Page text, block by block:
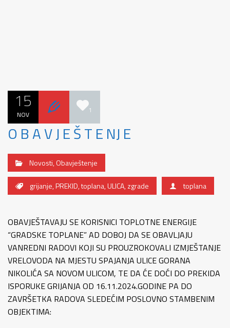
15
NOV 1
O B A V J E Š T E NJ E
Novosti,Obavještenje
grijanje,PREKID,toplana,ULICA,zgrade toplana
OBAVJEŠTAVAJU SE KORISNICI TOPLOTNE ENERGIJE
“GRADSKE TOPLANE” AD DOBOJ DA SE OBAVLJAJU
VANREDNI RADOVI KOJI SU PROUZROKOVALI IZMJEŠTANJE
VRELOVODA NA MJESTU SPAJANJA ULICE GORANA
NIKOLIĆA SA NOVOM ULICOM, TE DA ĆE DOĆI DO PREKIDA
ISPORUKE GRIJANJA OD 16.11.2024.GODINE PA DO
ZAVRŠETKA RADOVA SLEDEĆIM POSLOVNO STAMBENIM
OBJEKTIMA: